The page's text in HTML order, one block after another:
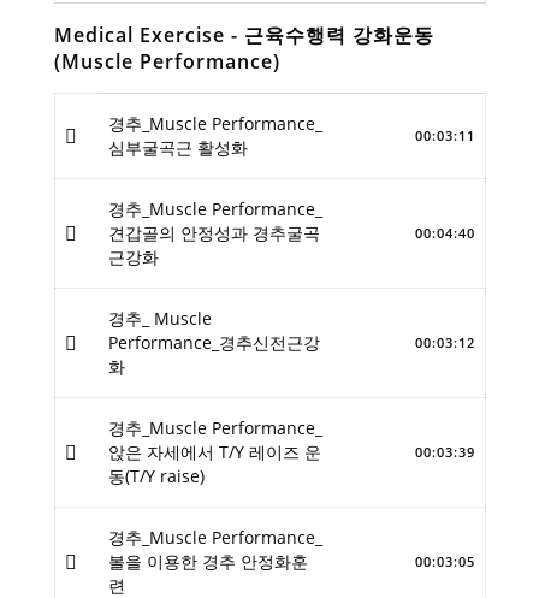
Medical Exercise - 근육수행력 강화운동
(Muscle Performance)
경추_Muscle Performance_
심부굴곡근 활성화
00:03:11
경추_Muscle Performance_
견갑골의 안정성과 경추굴곡
근강화
00:04:40
경추_ Muscle
Performance_경추신전근강
화
00:03:12
경추_Muscle Performance_
앉은 자세에서 T/Y 레이즈 운
동(T/Y raise)
00:03:39
경추_Muscle Performance_
볼을 이용한 경추 안정화훈
련
00:03:05